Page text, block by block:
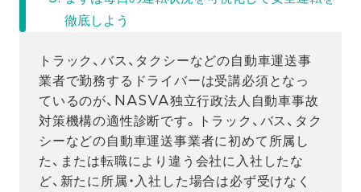
徹底しよう
トラック、バス、タクシーなどの自動車運送事
業者で勤務するドライバーは受講必須となっ
ているのが、NASVA独立行政法人自動車事故
対策機構の適性診断です。トラック、バス、タク
シーなどの自動車運送事業者に初めて所属し
た、または転職により違う会社に入社したな
ど、新たに所属・入社した場合は必ず受けなく